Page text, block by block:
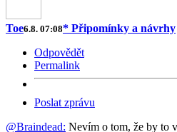
Toe6.8. 07:08* Připomínky a návrhy
Odpovědět
Permalink
Poslat zprávu
@Braindead: Nevím o tom, že by to